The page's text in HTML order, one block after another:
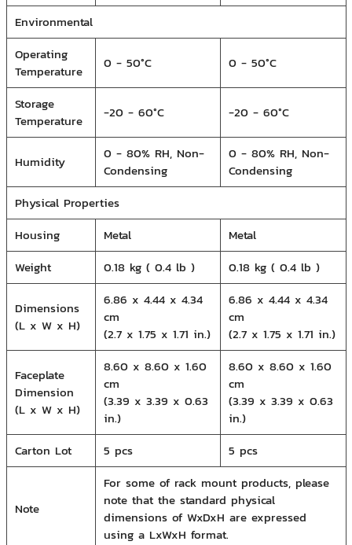
Environmental
Operating
Temperature
0 - 50°C 0 - 50°C
Storage
Temperature
-20 - 60°C -20 - 60°C
Humidity
0 - 80% RH, Non-
Condensing
0 - 80% RH, Non-
Condensing
Physical Properties
Housing
Metal
Metal
Weight
0.18 kg ( 0.4 lb ) 0.18 kg ( 0.4 lb )
Dimensions
(L x W x H)
6.86 x 4.44 x 4.34
cm
(2.7 x 1.75 x 1.71 in.)
6.86 x 4.44 x 4.34
cm
(2.7 x 1.75 x 1.71 in.)
Faceplate
Dimension
(L x W x H)
8.60 x 8.60 x 1.60
cm
(3.39 x 3.39 x 0.63
in.)
8.60 x 8.60 x 1.60
cm
(3.39 x 3.39 x 0.63
in.)
Carton Lot
5 pcs 5 pcs
Note
For some of rack mount products, please
note that the standard physical
dimensions of WxDxH are expressed
using a LxWxH format.